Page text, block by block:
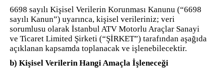
6698 sayılı Kişisel Verilerin Korunması Kanunu (“6698
sayılı Kanun”) uyarınca, kişisel verileriniz; veri
sorumlusu olarak İstanbul ATV Motorlu Araçlar Sanayi
ve Ticaret Limited Şirketi (“ŞİRKET”) tarafından aşağıda
açıklanan kapsamda toplanacak ve işlenebilecektir.
b) Kişisel Verilerin Hangi Amaçla İşleneceği